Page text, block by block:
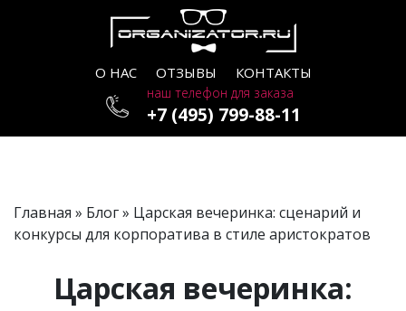
О НАС ОТЗЫВЫ КОНТАКТЫ
наш телефон для заказа
+7 (495) 799-88-11
Главная » Блог» Царская вечеринка: сценарий и
конкурсы для корпоратива в стиле аристократов
Царская вечеринка: